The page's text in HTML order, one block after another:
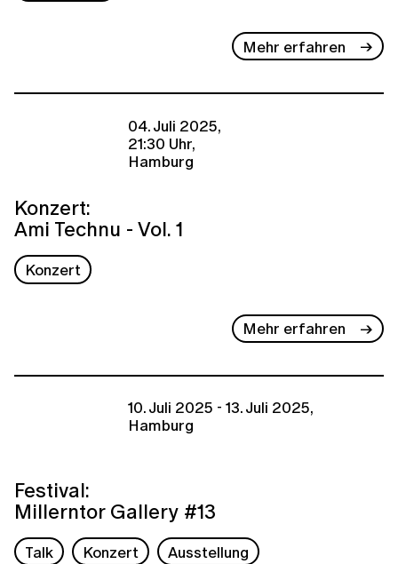
Mehr erfahren
04. Juli 2025,
21:30 Uhr,
Hamburg
Konzert:
Ami Technu - Vol. 1
Konzert
Mehr erfahren
10. Juli 2025 - 13. Juli 2025,
Hamburg
Festival:
Millerntor Gallery #13
Talk Konzert Ausstellung